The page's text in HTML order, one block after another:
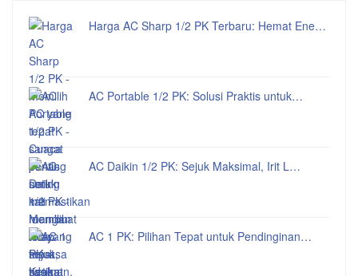
Harga AC Sharp 1/2 PK Terbaru: Hemat Ene…
AC Portable 1/2 PK: Solusi Praktis untuk…
AC Daikin 1/2 PK: Sejuk Maksimal, Irit L…
AC 1 PK: Pilihan Tepat untuk Pendinginan…